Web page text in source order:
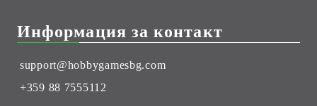
Информация за контакт
support@hobbygamesbg.com
+359 88 7555112